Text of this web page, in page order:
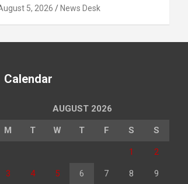
5, 2026 News Desk
Calendar
AUGUST 2026
M T W T F S S
1 2
3 4 5 6 7 8 9